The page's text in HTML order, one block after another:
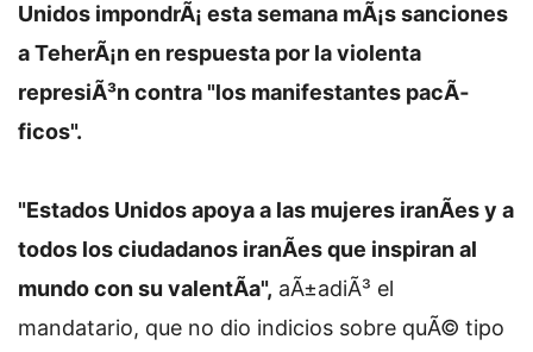
Unidos impondrÃ¡ esta semana mÃ¡s sanciones
a TeherÃ¡n en respuesta por la violenta
represiÃ³n contra "los manifestantes pacÃ­
ficos".
"Estados Unidos apoya a las mujeres iranÃ­es y a
todos los ciudadanos iranÃ­es que inspiran al
mundo con su valentÃ­a", aÃ±adiÃ³ el
mandatario, que no dio indicios sobre quÃ© tipo